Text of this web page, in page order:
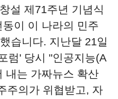
설 제71주년 기념식
이 이 나라의 민주
습니다. 지난달 21일
럼' 당시 "인공지능(A
내는 가짜뉴스 확산
주의가 위협받고, 자